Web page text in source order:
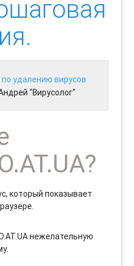
удалению вирусов
"Вирусолог"
который показывает
нежелательную